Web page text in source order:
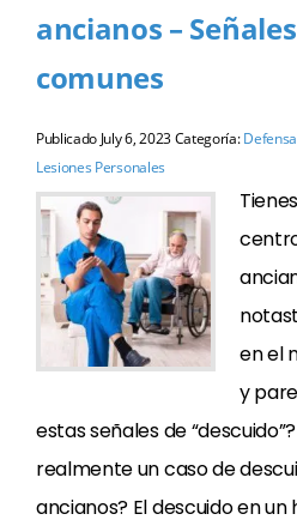
ancianos –
comunes
Publicado July 6, 2023Categoría:
Lesiones Personales
en el
y
estas señales de
realmente un caso de
ancianos? El descuido en